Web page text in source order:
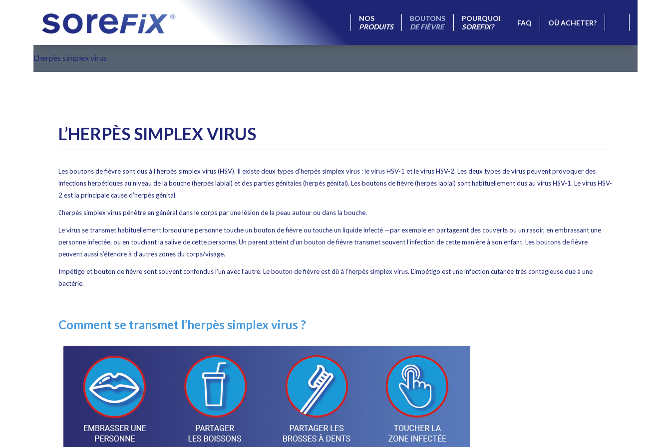
NOS
PRODUITS
BOUTONS
DE FIÈVRE
POURQUOI
SOREFIX?
FAQ OÙ ACHETER?
L’herpès simplex virus
L’HERPÈS SIMPLEX VIRUS
Les boutons de fièvre sont dus à l’herpès simplex virus (HSV). Il existe deux types d‘herpès simplex virus : le virus HSV-1 et le virus HSV-2. Les deux types de virus peuvent provoquer des
infections herpétiques au niveau de la bouche (herpès labial) et des parties génitales (herpès génital). Les boutons de fièvre (herpès labial) sont habituellement dus au virus HSV-1. Le virus HSV-
2 est la principale cause d’herpès génital.
L‘herpès simplex virus pénètre en général dans le corps par une lésion de la peau autour ou dans la bouche.
Le virus se transmet habituellement lorsqu’une personne touche un bouton de fièvre ou touche un liquide infecté —par exemple en partageant des couverts ou un rasoir, en embrassant une
personne infectée, ou en touchant la salive de cette personne. Un parent atteint d’un bouton de fièvre transmet souvent l’infection de cette manière à son enfant. Les boutons de fièvre
peuvent aussi s’étendre à d’autres zones du corps/visage.
Impétigo et bouton de fièvre sont souvent confondus l’un avec l’autre. Le bouton de fièvre est dû à l’herpès simplex virus. L’impétigo est une infection cutanée très contagieuse due à une
bactérie.
Comment se transmet l’herpès simplex virus ?